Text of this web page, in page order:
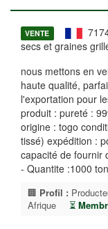
VENTE
secs et graines
nous mettons en
haute qualité,
l'exportation pour
produit : pureté :
origine : togo
tissé) expédition :
capacité de fournir
- Quantite :1000
🏢 Profil :
Afrique
⏳